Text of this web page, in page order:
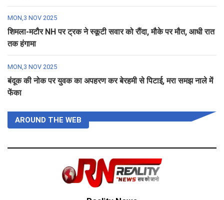
MON,3 NOV 2025
शिमला-मटौर NH पर ट्रक ने स्कूटी सवार को रौंदा, मौके पर मौत, आधी रात
तक हंगामा
MON,3 NOV 2025
बंदूक की नोक पर युवक का अपहरण कर बेरहमी से पिटाई, मरा समझ नाले में
फेंका
AROUND THE WEB